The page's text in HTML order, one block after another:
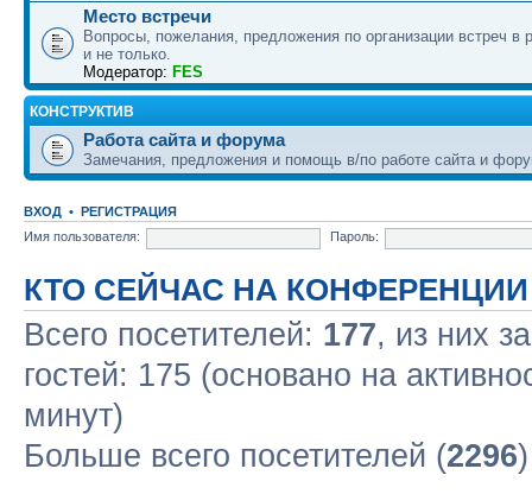
Место встречи
Вопросы, пожелания, предложения по организации встреч в
и не только.
Модератор: FES
КОНСТРУКТИВ
Работа сайта и форума
Замечания, предложения и помощь в/по работе сайта и
ВХОД • РЕГИСТРАЦИЯ
Имя пользователя:
Пароль:
КТО СЕЙЧАС НА КОНФЕРЕНЦИИ
Всего посетителей: 177, из них
гостей: 175 (основано на
минут)
Больше всего посетителей (2296